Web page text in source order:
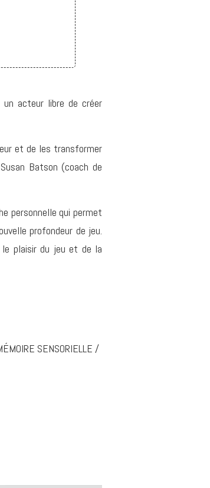
acteur libre de créer
et de les transformer
Batson (coach de
personnelle qui permet
profondeur de jeu.
plaisir du jeu et de la
SENSORIELLE /